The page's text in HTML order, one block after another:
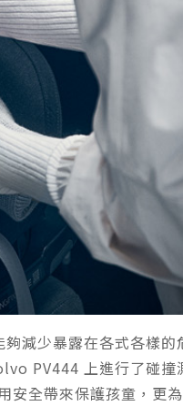
減少暴露在各式各樣
PV444 上進行了碰撞
全帶來保護孩童，更